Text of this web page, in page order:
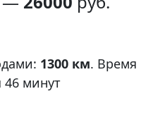
1300 км. Время
46 минут